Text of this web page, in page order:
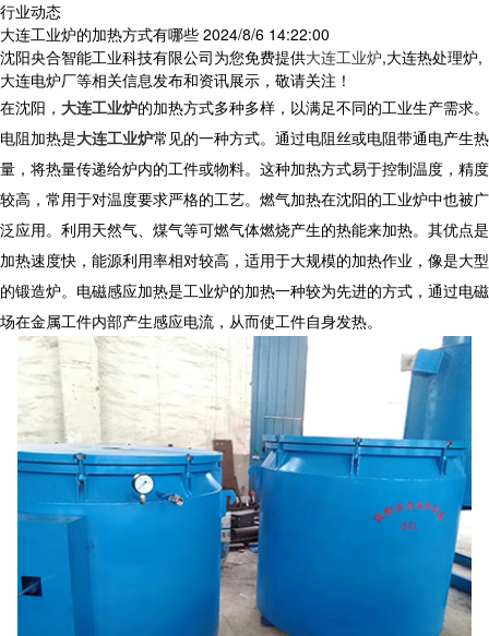
行业动态
大连工业炉的加热方式有哪些 2024/8/6 14:22:00
沈阳央合智能工业科技有限公司为您免费提供大连工业炉,大连热处理炉,
大连电炉厂等相关信息发布和资讯展示，敬请关注！
在沈阳， 大连工业炉的加热方式多种多样，以满足不同的工业生产需求。
电阻加热是大连工业炉常见的一种方式。通过电阻丝或电阻带通电产生热
量，将热量传递给炉内的工件或物料。这种加热方式易于控制温度，精度
较高，常用于对温度要求严格的工艺。燃气加热在沈阳的工业炉中也被广
泛应用。利用天然气、煤气等可燃气体燃烧产生的热能来加热。其优点是
加热速度快，能源利用率相对较高，适用于大规模的加热作业，像是大型
的锻造炉。电磁感应加热是工业炉的加热一种较为先进的方式，通过电磁
场在金属工件内部产生感应电流，从而使工件自身发热。